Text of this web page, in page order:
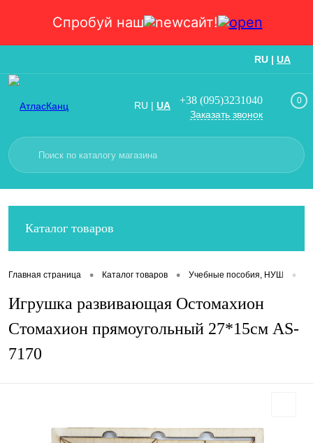
Спробуй наш сайт!
RU | UA
RU | UA +38 (095)3231040
Заказать звонок
0
Каталог товаров
Главная страница • Каталог товаров • Учебные пособия, НУШ •
Игрушка развивающая Остомахион
Стомахион прямоугольный 27*15см AS-
7170